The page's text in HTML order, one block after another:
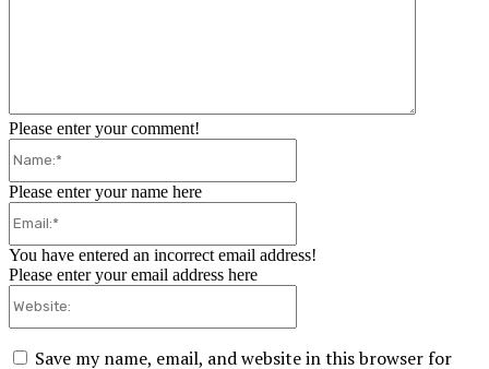
Please enter your comment!
Please enter your name here
You have entered an incorrect email address!
Please enter your email address here
Save my name, email, and website in this browser for